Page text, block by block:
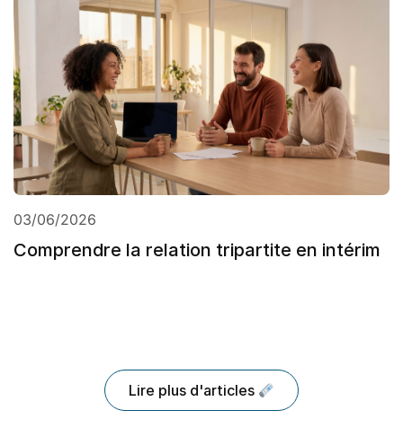
03/06/2026
Comprendre la relation tripartite en intérim
Lire plus d'articles